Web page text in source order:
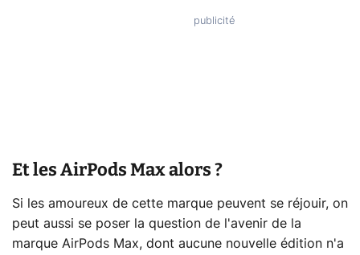
Et les AirPods Max alors ?
Si les amoureux de cette marque peuvent se réjouir, on
peut aussi se poser la question de l'avenir de la
marque AirPods Max, dont aucune nouvelle édition n'a